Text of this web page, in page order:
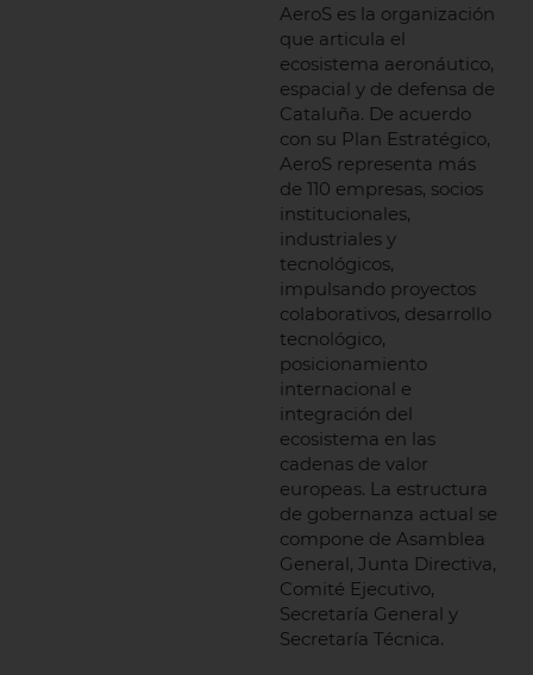
AeroS es la organización
que articula el
ecosistema aeronáutico,
espacial y de defensa de
Cataluña. De acuerdo
con su Plan Estratégico,
AeroS representa más
de 110 empresas, socios
institucionales,
industriales y
tecnológicos,
impulsando proyectos
colaborativos, desarrollo
tecnológico,
posicionamiento
internacional e
integración del
ecosistema en las
cadenas de valor
europeas. La estructura
de gobernanza actual se
compone de Asamblea
General, Junta Directiva,
Comité Ejecutivo,
Secretaría General y
Secretaría Técnica.